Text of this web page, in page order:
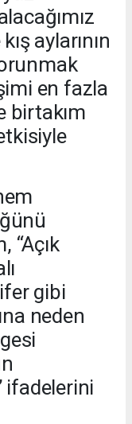
aylarının
en fazla
birtakım
“Açık
gibi
neden
ifadelerini